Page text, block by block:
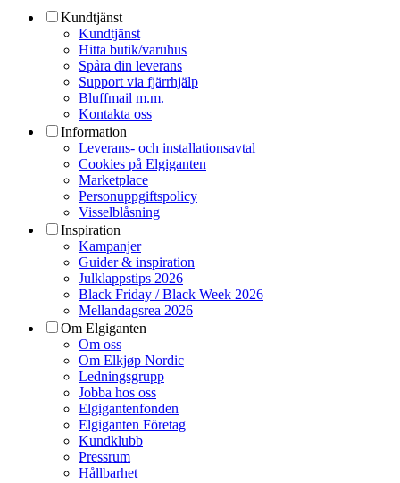
Kundtjänst
Kundtjänst
Hitta butik/varuhus
Spåra din leverans
Support via fjärrhjälp
Bluffmail m.m.
Kontakta oss
Information
Leverans- och installationsavtal
Cookies på Elgiganten
Marketplace
Personuppgiftspolicy
Visselblåsning
Inspiration
Kampanjer
Guider & inspiration
Julklappstips 2026
Black Friday / Black Week 2026
Mellandagsrea 2026
Om Elgiganten
Om oss
Om Elkjøp Nordic
Ledningsgrupp
Jobba hos oss
Elgigantenfonden
Elgiganten Företag
Kundklubb
Pressrum
Hållbarhet